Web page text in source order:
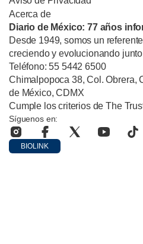
Acerca de
Diario de México: 77 años
Desde 1949, somos un
creciendo y evolucionando
Teléfono: 55 5442 6500
Chimalpopoca 38, Col. Obrera,
de México, CDMX
Cumple los criterios de The
Síguenos en:
BIOLINK